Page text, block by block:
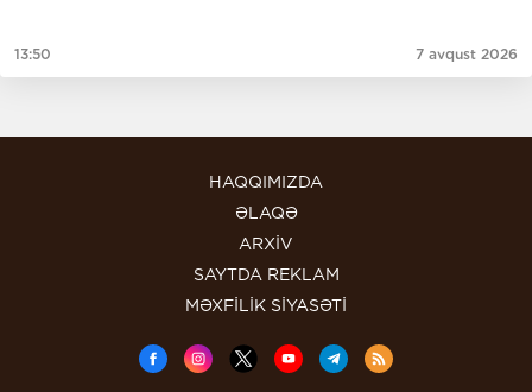
13:50 7 avqust 2026
HAQQIMIZDA
ƏLAQƏ
ARXİV
SAYTDA REKLAM
MƏXFİLİK SİYASƏTİ